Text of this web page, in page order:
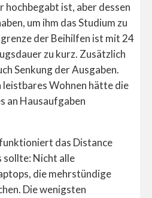
hochbegabt ist, aber dessen
um ihm das Studium zu
der Beihilfen ist mit 24
zu kurz. Zusätzlich
Senkung der Ausgaben.
leistbares Wohnen hätte die
an Hausaufgaben
das Distance
sollte: Nicht alle
die mehrstündige
Die wenigsten